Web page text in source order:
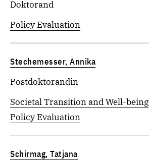
Doktorand
Policy Evaluation
Stechemesser, Annika
Postdoktorandin
Societal Transition and Well-being
Policy Evaluation
Schirmag, Tatjana